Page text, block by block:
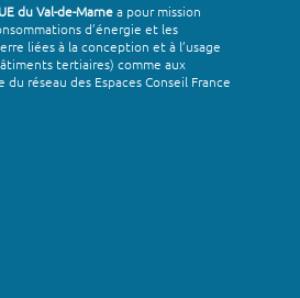
du Val-de-Marnea pour mission
d’énergie et les
liées à la conception et à l’usage
tertiaires) comme aux
réseau des Espaces Conseil France